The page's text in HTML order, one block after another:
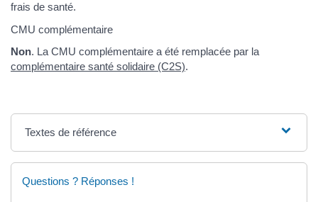
frais de santé.
CMU complémentaire
Non. La CMU complémentaire a été remplacée par la
complémentaire santé solidaire (C2S).
Textes de référence
Questions ? Réponses !